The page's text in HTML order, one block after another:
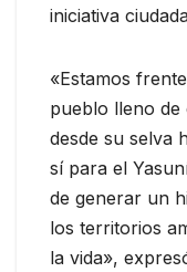
iniciativa
«Estamos
pueblo lleno de
desde su selva
sí para el
de generar un
los territorios
la vida»,